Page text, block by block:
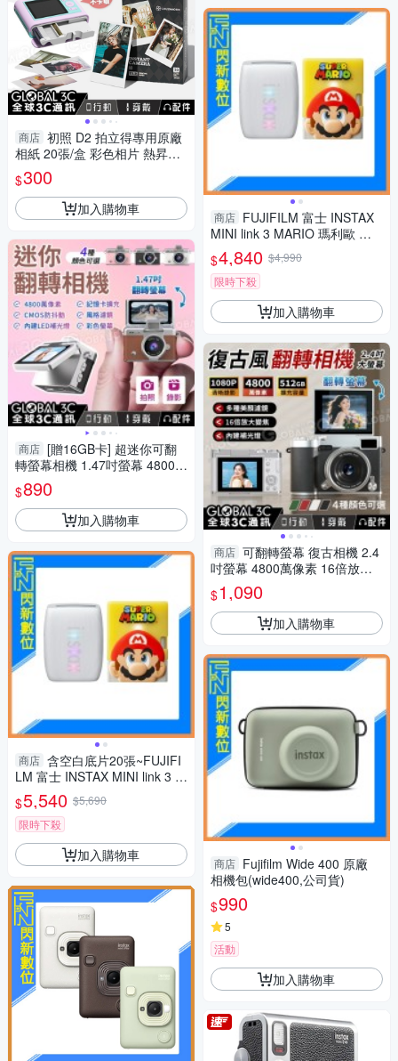
商店 初照 D2 拍立得專用原廠
相紙 20張/盒 彩色相片 熱昇華
印刷 相片紙 專用相紙 CHUZH
AO
$300
加入購物車
商店 [贈16GB卡] 超迷你可翻
轉螢幕相機 1.47吋螢幕 4800萬
像素 項鍊相機 自拍 風格濾鏡
補光燈 吊飾
$890
加入購物車
商店 含空白底片20張~FUJIFI
LM 富士 INSTAX MINI link 3 M
ARIO 瑪利歐 特別版(LINK3，
公司貨)拍立得 手機印相機
$5,540 $5,690
限時下殺
加入購物車
商店 FUJIFILM 富士 INSTAX
MINI link 3 MARIO 瑪利歐 特
別版(LINK3，公司貨)拍立得 手
機印相機
$4,840 $4,990
限時下殺
加入購物車
商店 可翻轉螢幕 復古相機 2.4
吋螢幕 4800萬像素 16倍放大
變焦 自拍 美顏濾鏡 補光燈 支
援512GB擴充容量
$1,090
加入購物車
商店 Fujifilm Wide 400 原廠
相機包(wide400,公司貨)
$990
5
活動
加入購物車